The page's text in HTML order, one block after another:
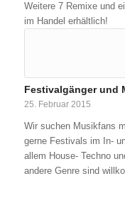
Weitere 7 Remixe und
im Handel erhältlich!
Festivalgänger und
25. Februar 2015
Wir suchen Musikfans
gerne Festivals im In-
allem House- Techno
andere Genre sind